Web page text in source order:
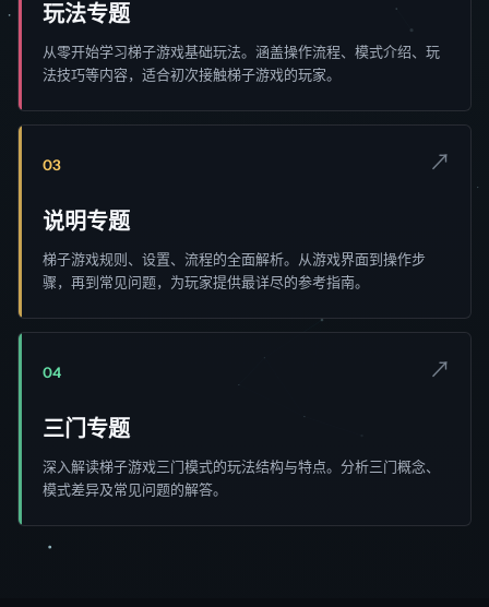
玩法专题
从零开始学习梯子游戏基础玩法。涵盖操作流程、模式介绍、玩
法技巧等内容，适合初次接触梯子游戏的玩家。
03 ↗
说明专题
梯子游戏规则、设置、流程的全面解析。从游戏界面到操作步
骤，再到常见问题，为玩家提供最详尽的参考指南。
04 ↗
三门专题
深入解读梯子游戏三门模式的玩法结构与特点。分析三门概念、
模式差异及常见问题的解答。